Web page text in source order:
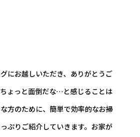
にお越しいただき、ありがとうご
ょっと面倒だな…と感じることは
方のために、簡単で効率的なお掃
ぷりご紹介していきます。お家が